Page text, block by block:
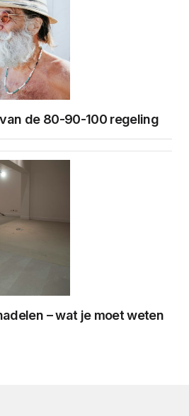
de 80-90-100 regeling
– wat je moet weten